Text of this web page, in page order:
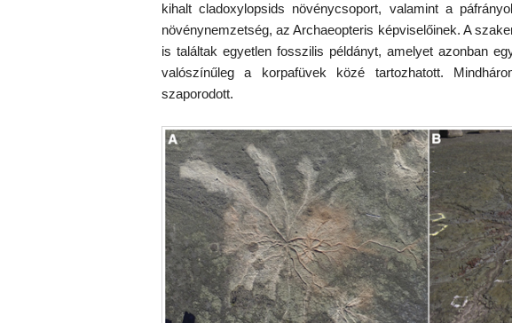
kihalt cladoxylopsids növénycsoport, valamint a
növénynemzetség, az Archaeopteris képviselőinek. A
is találtak egyetlen fosszilis példányt, amelyet azonban
valószínűleg a korpafüvek közé tartozhatott.
szaporodott.